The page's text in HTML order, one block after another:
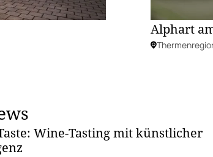
Alphart
Wine-Tasting mit künstlicher